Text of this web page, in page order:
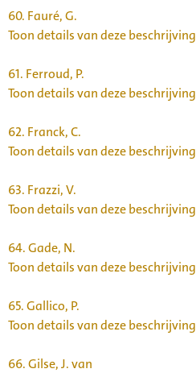
60. Fauré, G.
Toon details van deze beschrijving
61. Ferroud, P.
Toon details van deze beschrijving
62. Franck, C.
Toon details van deze beschrijving
63. Frazzi, V.
Toon details van deze beschrijving
64.Gade, N.
Toon details van deze beschrijving
65.Gallico, P.
Toon details van deze beschrijving
66.Gilse, J. van